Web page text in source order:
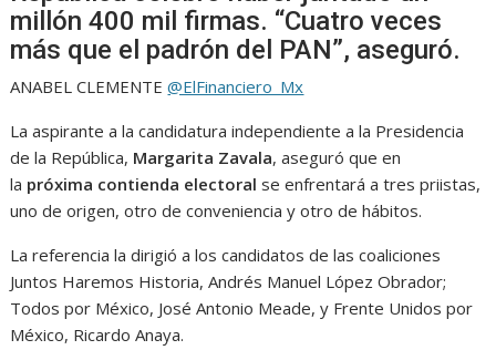
millón 400 mil firmas. “Cuatro veces
más que el padrón del PAN”, aseguró.
ANABEL CLEMENTE@ElFinanciero_Mx
La aspirante a la candidatura independiente a la Presidencia
de la República, Margarita Zavala, aseguró que en
la próxima contienda electoralse enfrentará a tres priistas,
uno de origen, otro de conveniencia y otro de hábitos.
La referencia la dirigió a los candidatos de las coaliciones
Juntos Haremos Historia, Andrés Manuel López Obrador;
Todos por México, José Antonio Meade, y Frente Unidos por
México, Ricardo Anaya.